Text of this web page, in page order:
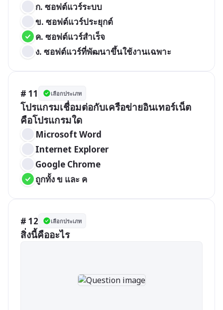
ก. ซอฟต์แวร์ระบบ
ข. ซอฟต์แวร์ประยุกต์
ค. ซอฟต์แวร์สำเร็จ
ง. ซอฟต์แวร์ที่พัฒนาขึ้นใช้งานเฉพาะ
# 11 เลือกประเภท
โปรแกรมเชื่อมต่อกับเครือข่ายอินเทอร์เน็ต
คือโปรแกรมใด
Microsoft Word
Internet Explorer
Google Chrome
ถูกทั้ง ข และ ค
# 12 เลือกประเภท
สิ่งนี้คืออะไร